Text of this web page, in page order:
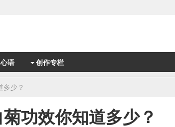
心语 创作专栏
多少？
功效你知道多少？